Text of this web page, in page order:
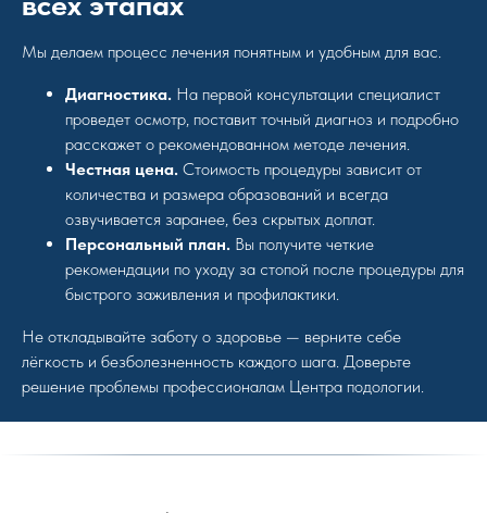
Мы делаем процесс лечения понятным и удобным для вас.
Диагностика. На первой консультации специалист
проведет осмотр, поставит точный диагноз и подробно
расскажет о рекомендованном методе лечения.
Честная цена. Стоимость процедуры зависит от
количества и размера образований и всегда
озвучивается заранее, без скрытых доплат.
Персональный план. Вы получите четкие
рекомендации по уходу за стопой после процедуры для
быстрого заживления и профилактики.
Не откладывайте заботу о здоровье — верните себе
лёгкость и безболезненность каждого шага. Доверьте
решение проблемы профессионалам Центра подологии.